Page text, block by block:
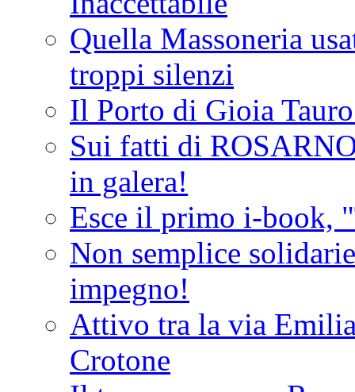
Quella Massoneria
troppi silenzi
Il Porto di Gioia
Sui fatti di
in galera!
Esce il primo i-book,
Non semplice
impegno!
Attivo tra la via
Crotone